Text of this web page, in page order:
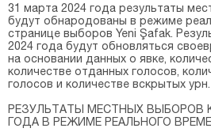
31 марта 2024 года результаты
будут обнародованы в режиме
странице выборов Yeni Şafak.
2024 года будут обновляться
на основании данных о явке,
количестве отданных голосов,
голосов и количестве вскрытых урн.
РЕЗУЛЬТАТЫ МЕСТНЫХ ВЫБОРОВ
ГОДА В РЕЖИМЕ РЕАЛЬНОГО